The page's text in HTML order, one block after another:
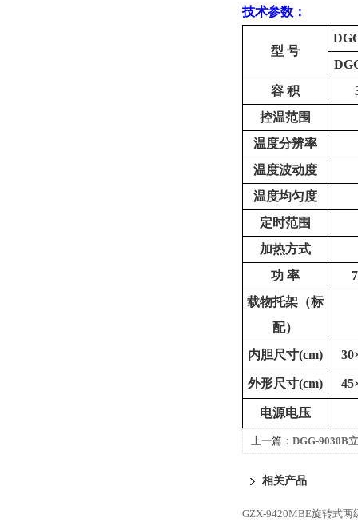
技术参数：
型 号
容 积
控温范围
温度分辨率
温度波动度
温度均匀度
定时范围
加热方式
功 率
载物托架（标
配）
内胆尺寸(cm)
外形尺寸(cm)
电源电压
上一篇： DGG-9030B
相关产品
GZX-9420MBE旋转式两